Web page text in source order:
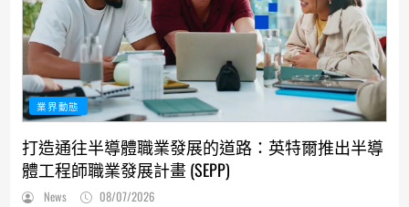
業界動態
打造通往半導體職業發展的道路：英特爾推出半導
體工程師職業發展計畫 (SEPP)
News 08/07/2026